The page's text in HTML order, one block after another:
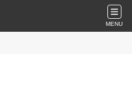
MENU